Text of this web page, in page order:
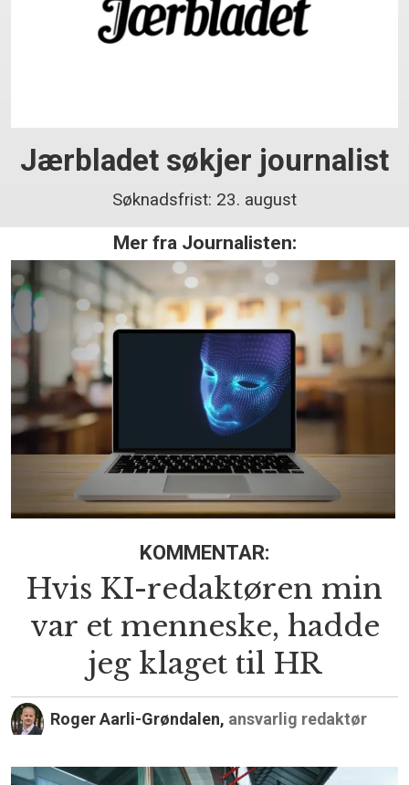
Jærbladet søkjer journalist
Søknadsfrist: 23. august
Mer fra Journalisten:
KOMMENTAR:
Hvis KI-redaktøren min
var et menneske, hadde
jeg klaget til HR
Roger Aarli-Grøndalen, ansvarlig redaktør